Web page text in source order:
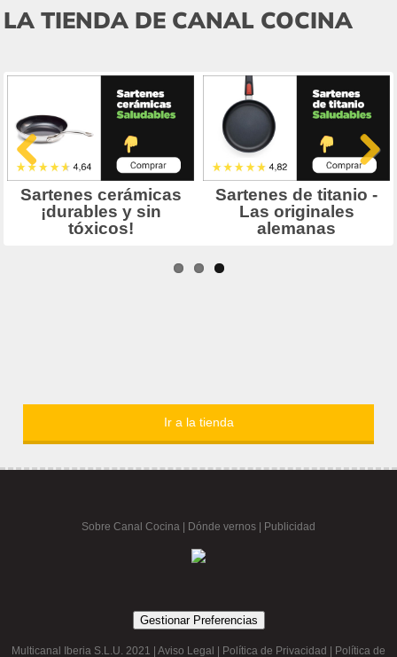
LA TIENDA DE CANAL COCINA
Ir a la tienda
Sobre Canal Cocina Dónde vernos | Publicidad
Gestionar Preferencias
Multicanal Iberia S.L.U. 2021 | Aviso Legal Política de Privacidad Política de